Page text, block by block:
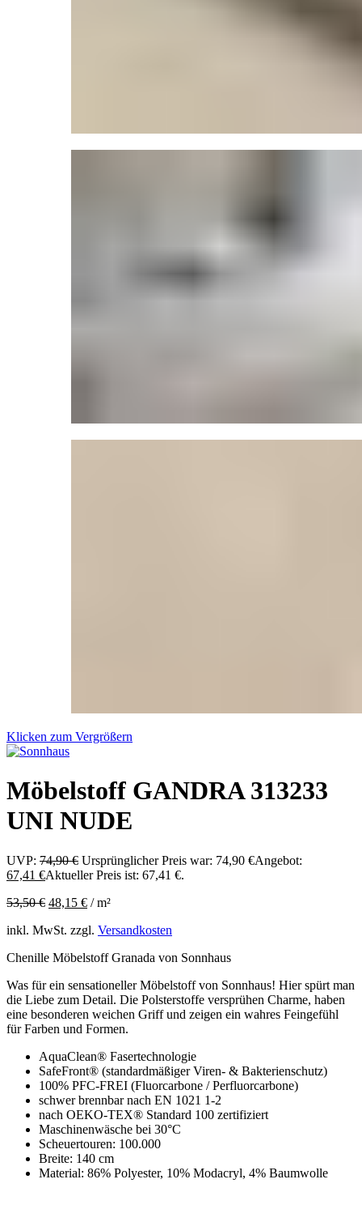
Klicken zum Vergrößern
Möbelstoff GANDRA 313233
UNI NUDE
UVP: 74,90€ Ursprünglicher Preis war: 74,90 €Angebot:
67,41 €Aktueller Preis ist: 67,41 €.
53,50€ 48,15 € /m²
inkl. MwSt. zzgl. Versandkosten
Chenille Möbelstoff Granada von Sonnhaus
Was für ein sensationeller Möbelstoff von Sonnhaus! Hier spürt man
die Liebe zum Detail. Die Polsterstoffe versprühen Charme, haben
eine besonderen weichen Griff und zeigen ein wahres Feingefühl
für Farben und Formen.
AquaClean® Fasertechnologie
SafeFront® (standardmäßiger Viren- & Bakterienschutz)
100% PFC-FREI (Fluorcarbone / Perfluorcarbone)
schwer brennbar nach EN 1021 1-2
nach OEKO-TEX® Standard 100 zertifiziert
Maschinenwäsche bei 30°C
Scheuertouren: 100.000
Breite: 140 cm
Material: 86% Polyester, 10% Modacryl, 4% Baumwolle